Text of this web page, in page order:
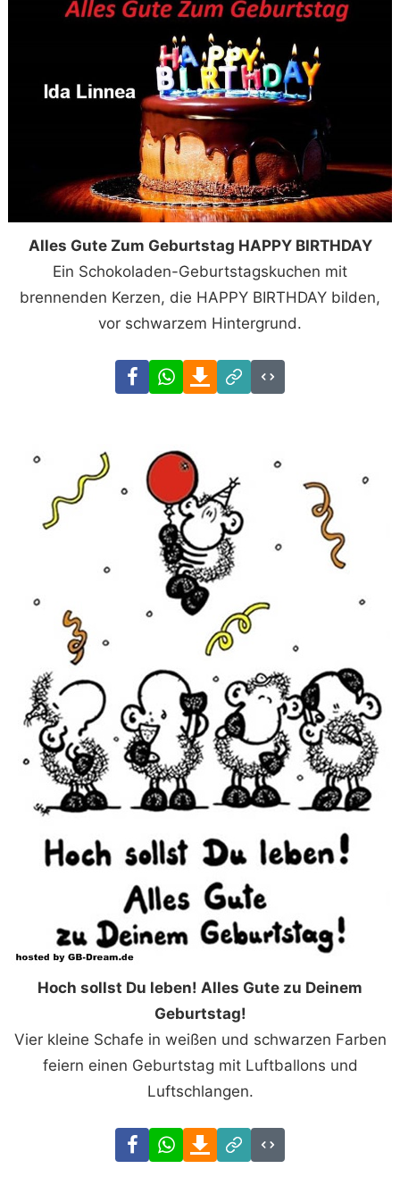
Alles Gute Zum Geburtstag HAPPY BIRTHDAY
Ein Schokoladen-Geburtstagskuchen mit
brennenden Kerzen, die HAPPY BIRTHDAY bilden,
vor schwarzem Hintergrund.
FacebookWhatsAppDownload
Link
Code
Hoch sollst Du leben! Alles Gute zu Deinem
Geburtstag!
Vier kleine Schafe in weißen und schwarzen Farben
feiern einen Geburtstag mit Luftballons und
Luftschlangen.
FacebookWhatsAppDownload
Link
Code